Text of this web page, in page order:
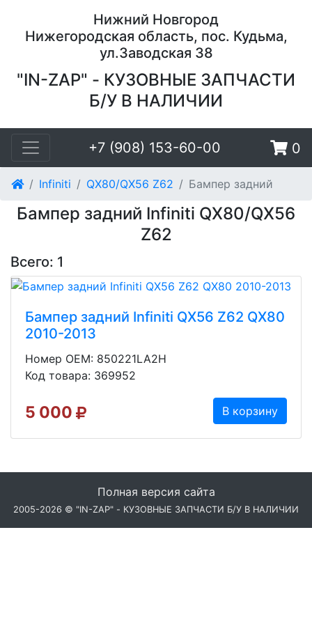
Нижний Новгород
Нижегородская область, пос. Кудьма,
ул.Заводская 38
"IN-ZAP" - КУЗОВНЫЕ ЗАПЧАСТИ
Б/У В НАЛИЧИИ
+7 (908) 153-60-00 0
Infiniti QX80/QX56 Z62 Бампер задний
Бампер задний Infiniti QX80/QX56
Z62
Всего: 1
Бампер задний Infiniti QX56 Z62 QX80
2010-2013
Номер OEM: 850221LA2H
Код товара: 369952
5 000 В корзину
Полная версия сайта
2005-2026 © "IN-ZAP" - КУЗОВНЫЕ ЗАПЧАСТИ Б/У В НАЛИЧИИ